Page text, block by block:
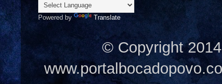
Powered by Translate
© Copyright